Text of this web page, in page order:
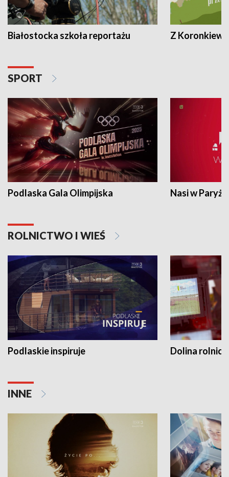
Białostocka szkoła reportażu Z
SPORT
Podlaska Gala Olimpijska Nasi w Paryżu
ROLNICTWO I WIEŚ
Podlaskie inspiruje Dolina
INNE